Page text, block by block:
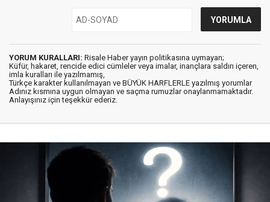
YORUM KURALLARI: Risale Haber yayın politikasına uymayan;
Küfür, hakaret, rencide edici cümleler veya imalar, inançlara saldırı içeren,
imla kuralları ile yazılmamış,
Türkçe karakter kullanılmayan ve BÜYÜK HARFLERLE yazılmış yorumlar
Adınız kısmına uygun olmayan ve saçma rumuzlar onaylanmamaktadır.
Anlayışınız için teşekkür ederiz.